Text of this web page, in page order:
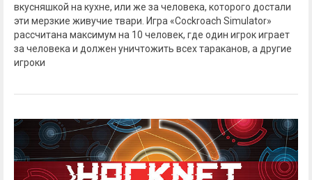
вкусняшкой на кухне, или же за человека, которого достали
эти мерзкие живучие твари. Игра «Cockroach Simulator»
рассчитана максимум на 10 человек, где один игрок играет
за человека и должен уничтожить всех тараканов, а другие
игроки